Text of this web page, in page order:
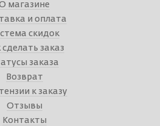
магазине
и оплата
скидок
сделать заказ
заказа
Возврат
к заказу
Отзывы
Контакты